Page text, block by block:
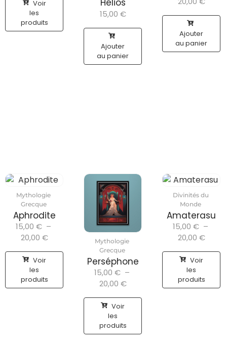
Voir
les
produits
Hélios
15,00 €
Ajouter
au panier
Ajouter
au panier
Mythologie
Grecque
Aphrodite
15,00 € –
20,00 €
Voir
les
produits
Mythologie
Grecque
Perséphone
15,00 € –
20,00 €
Voir
les
produits
Divinités du
Monde
Amaterasu
15,00 € –
20,00 €
Voir
les
produits